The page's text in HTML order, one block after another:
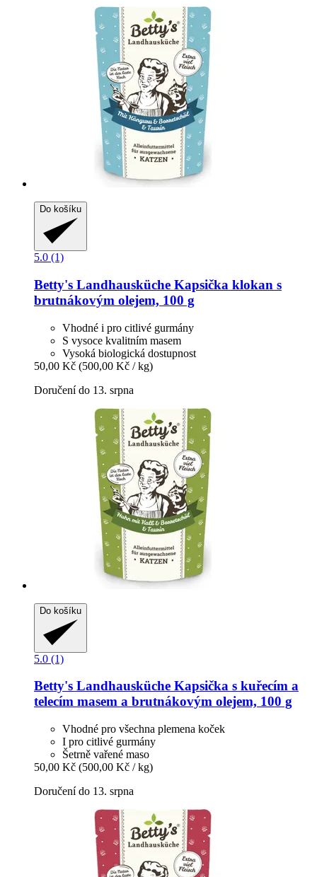
Do košíku
5.0 (1)
Betty's Landhausküche Kapsička klokan s
brutnákovým olejem, 100 g
Vhodné i pro citlivé gurmány
S vysoce kvalitním masem
Vysoká biologická dostupnost
50,00 Kč (500,00 Kč / kg)
Doručení do 13. srpna
Do košíku
5.0 (1)
Betty's Landhausküche Kapsička s kuřecím a
telecím masem a brutnákovým olejem, 100 g
Vhodné pro všechna plemena koček
I pro citlivé gurmány
Šetrně vařené maso
50,00 Kč (500,00 Kč / kg)
Doručení do 13. srpna